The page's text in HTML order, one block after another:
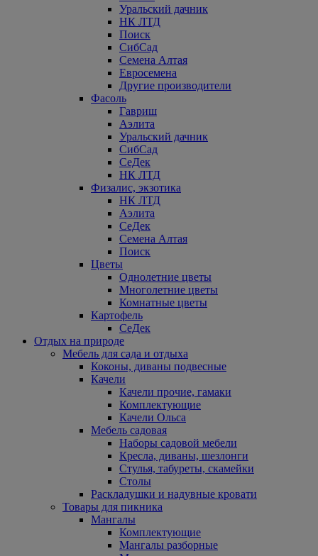
Уральский дачник
НК ЛТД
Поиск
СибСад
Семена Алтая
Евросемена
Другие производители
Фасоль
Гавриш
Аэлита
Уральский дачник
СибСад
СеДек
НК ЛТД
Физалис, экзотика
НК ЛТД
Аэлита
СеДек
Семена Алтая
Поиск
Цветы
Однолетние цветы
Многолетние цветы
Комнатные цветы
Картофель
СеДек
Отдых на природе
Мебель для сада и отдыха
Коконы, диваны подвесные
Качели
Качели прочие, гамаки
Комплектующие
Качели Ольса
Мебель садовая
Наборы садовой мебели
Кресла, диваны, шезлонги
Стулья, табуреты, скамейки
Столы
Раскладушки и надувные кровати
Товары для пикника
Мангалы
Комплектующие
Мангалы разборные